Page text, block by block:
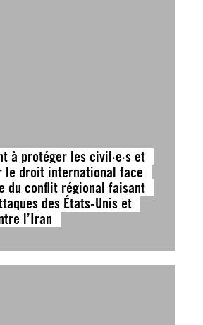
à protéger les civil·e·s et
le droit international face
du conflit régional faisant
des États-Unis et
l’Iran